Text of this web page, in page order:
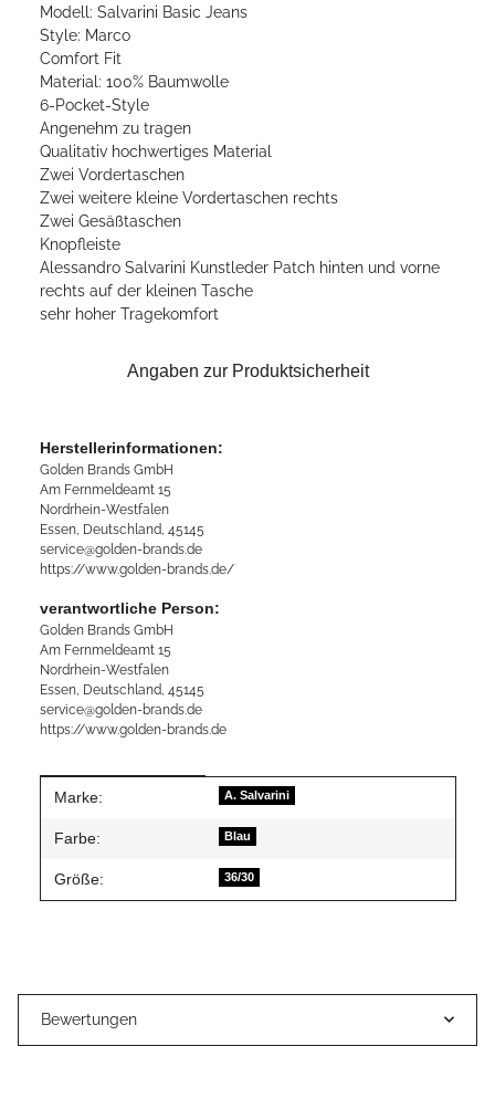
Modell: Salvarini Basic Jeans
Style: Marco
Comfort Fit
Material: 100% Baumwolle
6-Pocket-Style
Angenehm zu tragen
Qualitativ hochwertiges Material
Zwei Vordertaschen
Zwei weitere kleine Vordertaschen rechts
Zwei Gesäßtaschen
Knopfleiste
Alessandro Salvarini Kunstleder Patch hinten und vorne
rechts auf der kleinen Tasche
sehr hoher Tragekomfort
Angaben zur Produktsicherheit
Herstellerinformationen:
Golden Brands GmbH
Am Fernmeldeamt 15
Nordrhein-Westfalen
Essen, Deutschland, 45145
service@golden-brands.de
https://www.golden-brands.de/
verantwortliche Person:
Golden Brands GmbH
Am Fernmeldeamt 15
Nordrhein-Westfalen
Essen, Deutschland, 45145
service@golden-brands.de
https://www.golden-brands.de
Produkteigenschaft
Wert
Marke: A. Salvarini
Farbe: Blau
Größe: 36/30
Bewertungen